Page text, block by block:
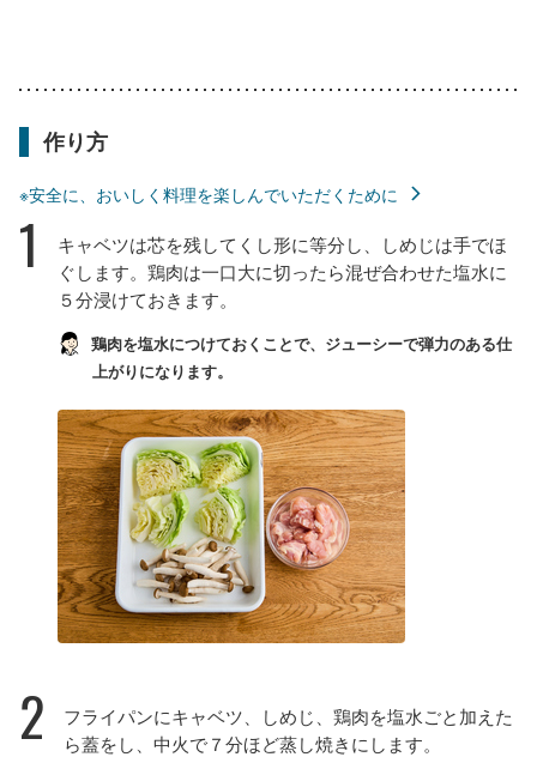
作り方
※安全に、おいしく料理を楽しんでいただくために
1
キャベツは芯を残してくし形に等分し、しめじは手でほ
ぐします。鶏肉は一口大に切ったら混ぜ合わせた塩水に
５分浸けておきます。
鶏肉を塩水につけておくことで、ジューシーで弾力のある仕
上がりになります。
2
フライパンにキャベツ、しめじ、鶏肉を塩水ごと加えた
ら蓋をし、中火で７分ほど蒸し焼きにします。